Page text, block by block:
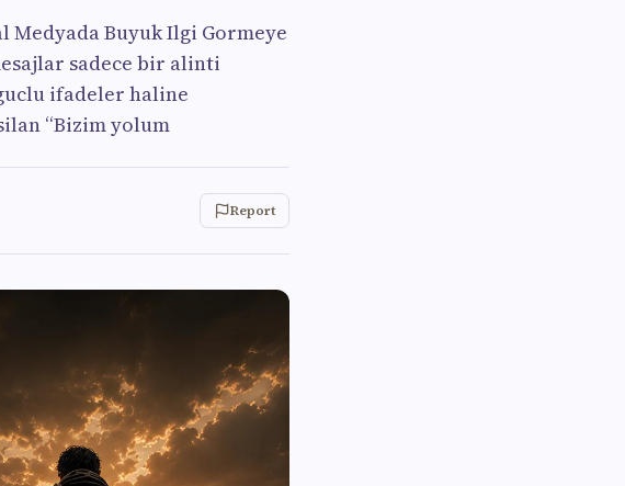
Medyada Buyuk Ilgi Gormeye
sadece bir alinti
ifadeler haline
“Bizim yolum
Report